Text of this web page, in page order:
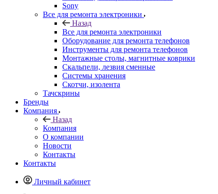
Sony
Все для ремонта электроники
Назад
Все для ремонта электроники
Оборудование для ремонта телефонов
Инструменты для ремонта телефонов
Монтажные столы, магнитные коврики
Скальпели, лезвия сменные
Системы хранения
Скотчи, изолента
Тачскрины
Бренды
Компания
Назад
Компания
О компании
Новости
Контакты
Контакты
Личный кабинет